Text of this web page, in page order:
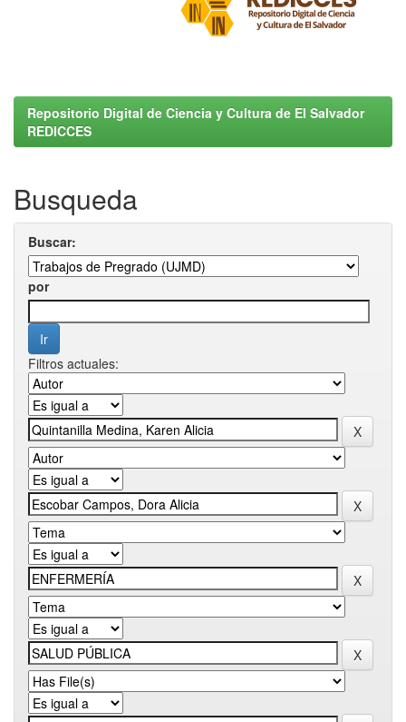
Repositorio Digital de Ciencia y Cultura de El Salvador
REDICCES
Busqueda
Buscar:
por
Filtros actuales: